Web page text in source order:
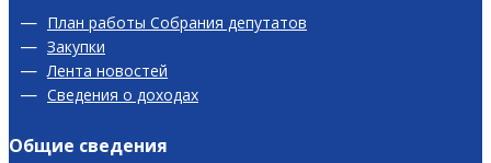
План работы Собрания депутатов
Закупки
Лента новостей
Сведения о доходах
Общие сведения